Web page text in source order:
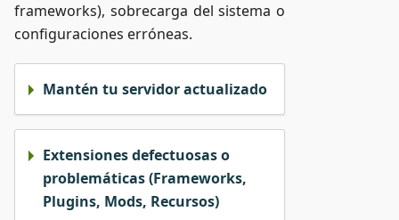
frameworks), sobrecarga del sistema o
configuraciones erróneas.
Mantén tu servidor actualizado
Extensiones defectuosas o
problemáticas (Frameworks,
Plugins, Mods, Recursos)